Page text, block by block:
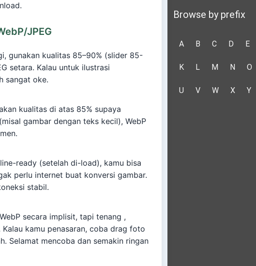
JPEG
gunakan kualitas 85–90% (slider 85-
setara. Kalau untuk ilustrasi
sangat oke.
kualitas di atas 85% supaya
gambar dengan teks kecil), WebP
ready (setelah di-load), kamu bisa
perlu internet buat konversi gambar.
stabil.
secara implisit, tapi tenang ,
kamu penasaran, coba drag foto
Selamat mencoba dan semakin ringan
Browse by prefix
A B C D E
K L M N O
U V W X Y